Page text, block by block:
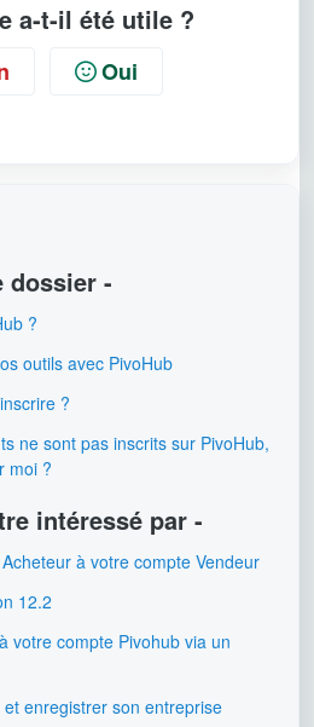
a-t-il été utile ?
Oui
dossier -
?
outils avec PivoHub
?
ne sont pas inscrits sur PivoHub,
moi ?
intéressé par -
à votre compte Vendeur
12.2
votre compte Pivohub via un
enregistrer son entreprise